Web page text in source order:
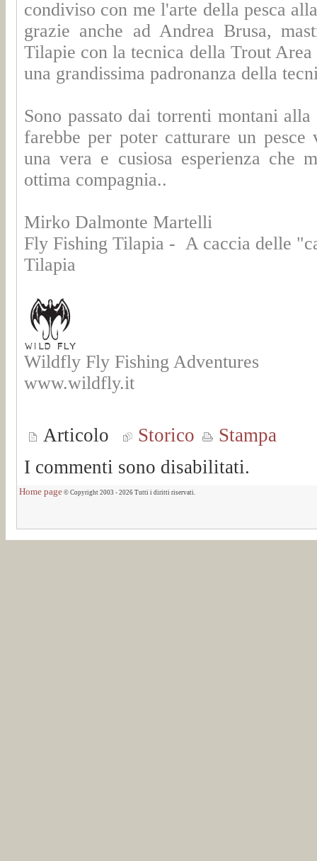
condiviso con me l'arte della pesca
grazie anche ad Andrea Brusa,
Tilapie con la tecnica della Trout
una grandissima padronanza della
Sono passato dai torrenti montani
farebbe per poter catturare un
una vera e cusiosa esperienza che
ottima compagnia..
Mirko Dalmonte Martelli
Fly Fishing Tilapia - A caccia delle
Tilapia
Wildfly Fly Fishing Adventures
www.wildfly.it
Articolo Storico
Stampa
I commenti sono disabilitati.
Home page © Copyright 2003 - 2026 Tutti i diritti riservati.